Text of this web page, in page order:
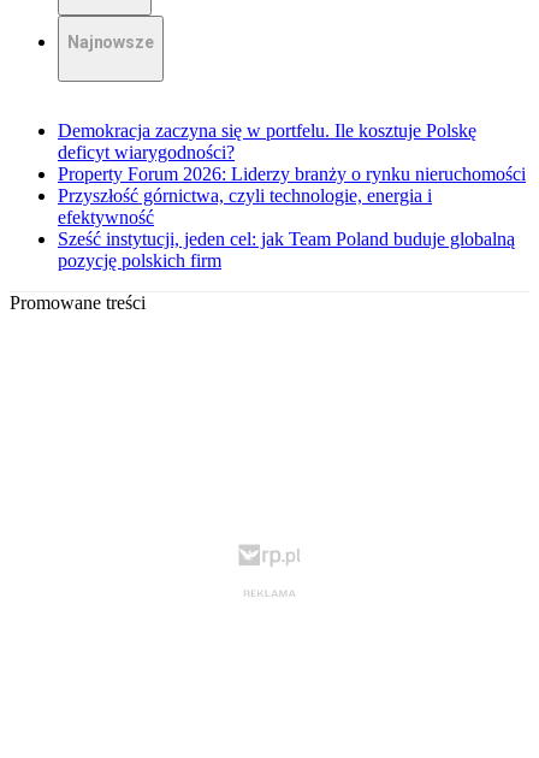
Najnowsze
Demokracja zaczyna się w portfelu. Ile kosztuje Polskę
deficyt wiarygodności?
Property Forum 2026: Liderzy branży o rynku nieruchomości
Przyszłość górnictwa, czyli technologie, energia i
efektywność
Sześć instytucji, jeden cel: jak Team Poland buduje globalną
pozycję polskich firm
Promowane treści